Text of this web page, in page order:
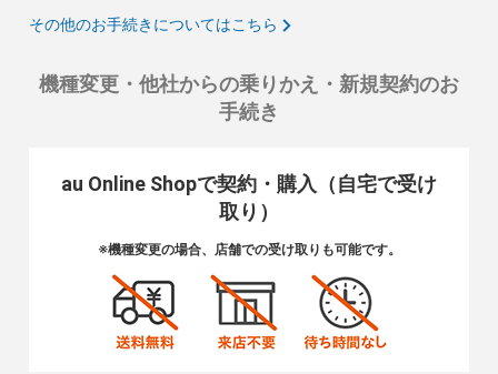
その他のお手続きについてはこちら
機種変更・他社からの乗りかえ・新規契約のお
手続き
au Online Shopで契約・購入（自宅で受け
取り）
※機種変更の場合、店舗での受け取りも可能です。